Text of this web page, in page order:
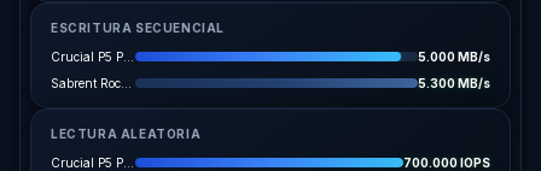
ESCRITURA SECUENCIAL
5.000 MB/s
5.300 MB/s
LECTURA ALEATORIA
700.000 IOPS